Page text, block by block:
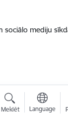
sociālo mediju
Meklēt Language